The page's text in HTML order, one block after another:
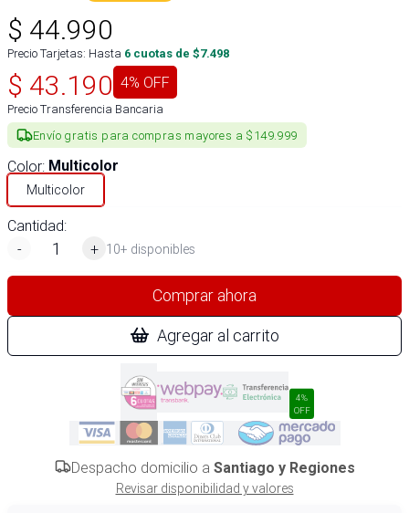
$ 44.990
Precio Tarjetas: Hasta 6 cuotas de $7.498
$ 43.190 4% OFF
Precio Transferencia Bancaria
Envío gratis para compras mayores a $149.999
Color: Multicolor
Multicolor
Cantidad:
-
+ 10+ disponibles
Comprar ahora
Agregar al carrito
4%
OFF
Despacho domicilio a Santiago y Regiones
Revisar disponibilidad y valores